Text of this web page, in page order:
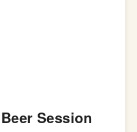
Session